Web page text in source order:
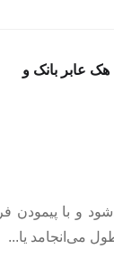
عابر بانک و
و با پیمودن
می‌انجامد یا...